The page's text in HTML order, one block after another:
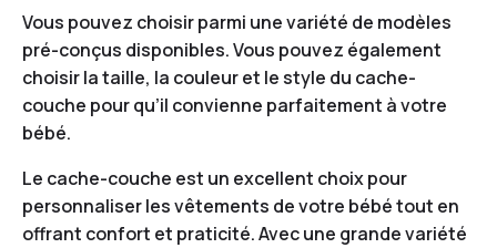
Vous pouvez choisir parmi une variété de modèles
pré-conçus disponibles. Vous pouvez également
choisir la taille, la couleur et le style du cache-
couche pour qu’il convienne parfaitement à votre
bébé.
Le cache-couche est un excellent choix pour
personnaliser les vêtements de votre bébé tout en
offrant confort et praticité. Avec une grande variété